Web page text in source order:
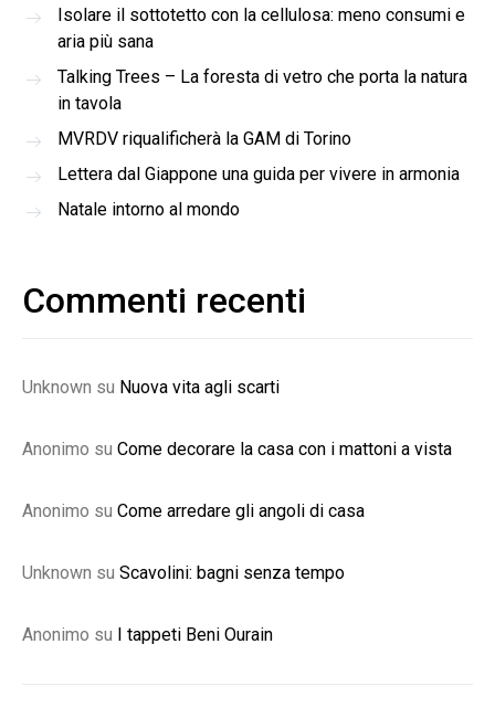
Isolare il sottotetto con la cellulosa: meno consumi e
aria più sana
Talking Trees – La foresta di vetro che porta la natura
in tavola
MVRDV riqualificherà la GAM di Torino
Lettera dal Giappone una guida per vivere in armonia
Natale intorno al mondo
Commenti recenti
Unknown su Nuova vita agli scarti
Anonimo su Come decorare la casa con i mattoni a vista
Anonimo su Come arredare gli angoli di casa
Unknown su Scavolini: bagni senza tempo
Anonimo su I tappeti Beni Ourain